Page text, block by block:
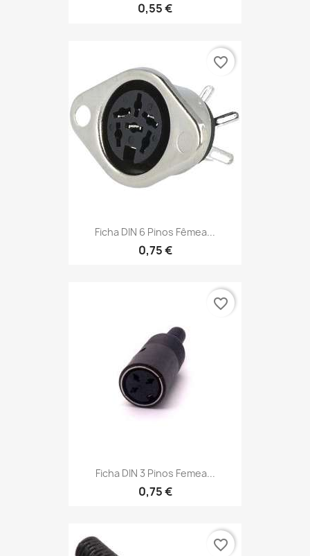
0,55 €
Ficha DIN 6 Pinos Fêmea...
0,75 €
favorite_border
Ficha DIN 3 Pinos Femea...
0,75 €
favorite_border
favorite_border